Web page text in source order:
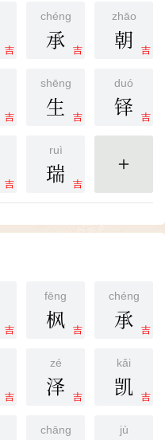
吉
chéng
吉
承
zhāo
吉
朝
吉
shēng
吉
生
duó
吉
铎
吉
ruì
吉
瑞 更多
吉
fēng
吉
枫
chéng
吉
承
吉
zé
吉
泽
kǎi
吉
凯
chāng jù